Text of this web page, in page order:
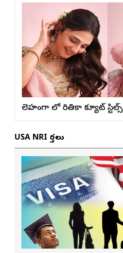
లెహంగా లో రితికా క్యూట్ స్టిల్స్
USA NRI వార్తలు